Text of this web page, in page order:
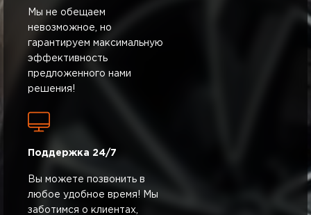
Мы не обещаем
невозможное, но
гарантируем максимальную
эффективность
предложенного нами
решения!
Поддержка 24/7
Вы можете позвонить в
любое удобное время! Мы
заботимся о клиентах,